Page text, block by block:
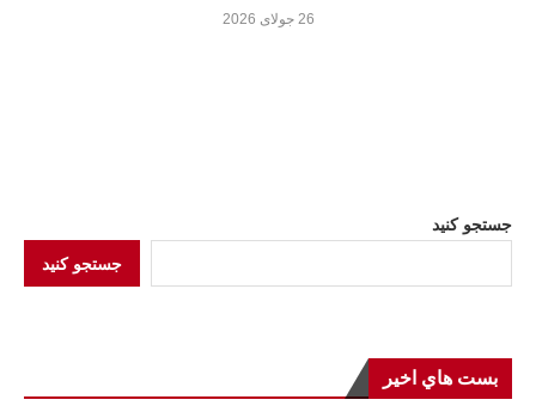
26 جولای 2026
جستجو کنید
جستجو کنید
بست هاي اخير